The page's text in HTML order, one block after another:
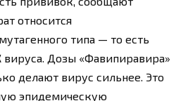
относится
типа — то есть
вируса. Дозы «Фавипиравира»
делают вирус сильнее. Это
эпидемическую